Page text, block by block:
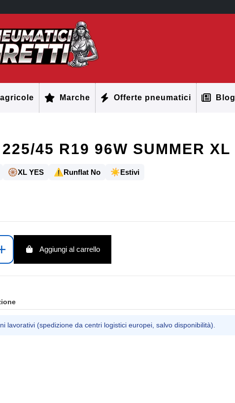
Marche Offerte pneumatici Blog
45 R19 96W SUMMER XL
🛞XL YES ⚠️Runflat No ☀️Estivi
Aggiungi al carrello
lavorativi (spedizione da centri logistici europei, salvo disponibilità).